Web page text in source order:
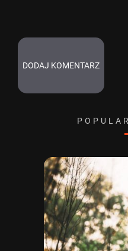
DODAJ KOMENTARZ